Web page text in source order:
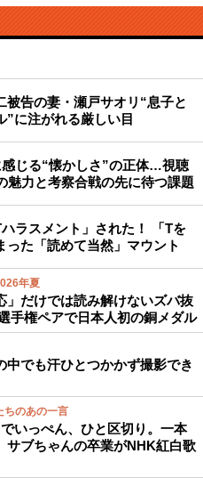
被告の妻・瀬戸サオリ“息子と
に注がれる厳しい目
じる“懐かしさ”の正体…視聴
魅力と考察合戦の先に待つ課題
ラスメント」された！ 「Tを
った「読めて当然」マウント
年夏
だけでは読み解けないズバ抜
手権ペアで日本人初の銅メダル
中でも汗ひとつかかず撮影でき
ちのあの一言
いっぺん、ひと区切り。一本
サブちゃんの卒業がNHK紅白歌